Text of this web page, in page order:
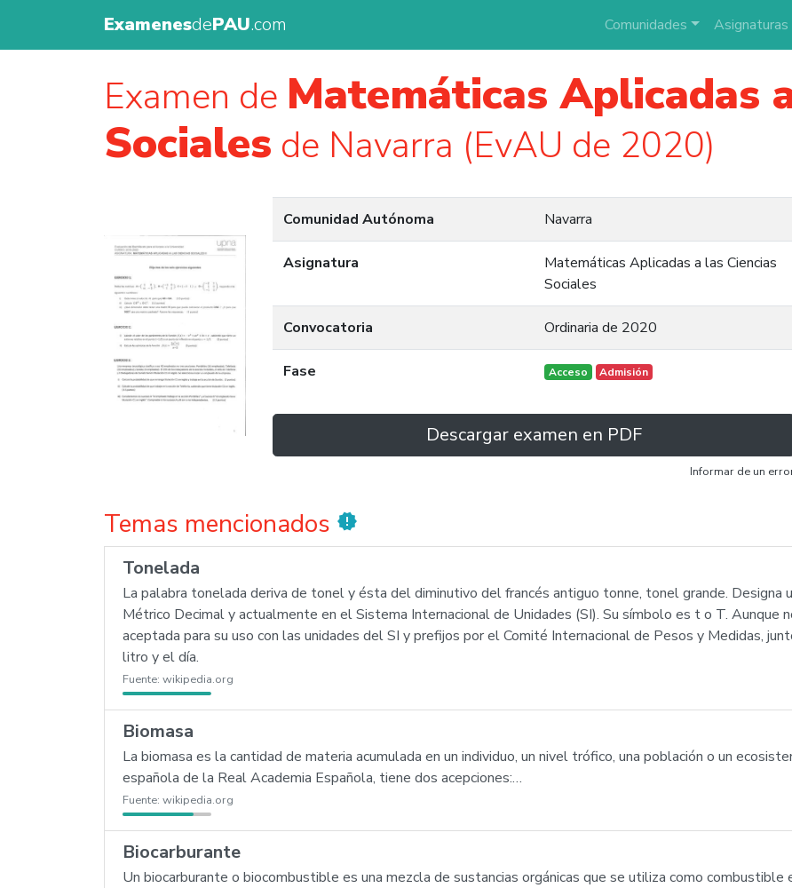
ExamenesdePAU.com Comunidades Asignaturas
Examen de Matemáticas Aplicadas
Sociales de Navarra (EvAU de 2020)
Comunidad Autónoma Navarra
Asignatura
Matemáticas Aplicadas a las Ciencias
Sociales
Convocatoria Ordinaria de 2020
Fase Acceso Admisión
Descargar examen en PDF
Informar de un
Temas mencionados new_releases
Tonelada
La palabra tonelada deriva de tonel y ésta del diminutivo del francés antiguo tonne, tonel grande. Designa
Métrico Decimal y actualmente en el Sistema Internacional de Unidades (SI). Su símbolo es t o T. Aunque
aceptada para su uso con las unidades del SI y prefijos por el Comité Internacional de Pesos y Medidas,
litro y el día.
Fuente: wikipedia.org
Biomasa
La biomasa es la cantidad de materia acumulada en un individuo, un nivel trófico, una población o un
española de la Real Academia Española, tiene dos acepciones:…
Fuente: wikipedia.org
Biocarburante
Un biocarburante o biocombustible es una mezcla de sustancias orgánicas que se utiliza como